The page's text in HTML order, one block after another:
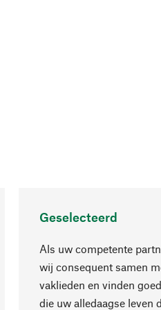
Geselecteerd
Als uw competente
wij consequent samen
vaklieden en vinden
die uw alledaagse leven